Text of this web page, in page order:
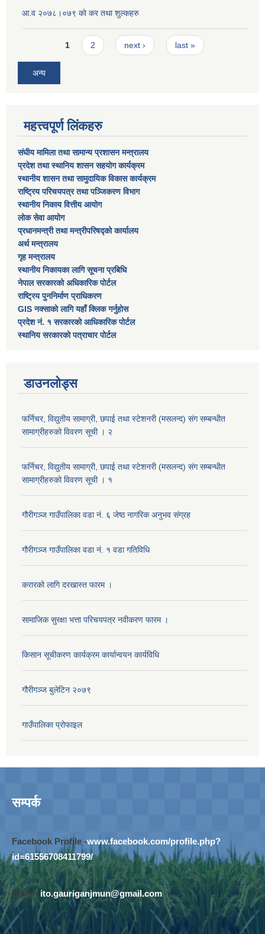
आ.व २०७८।०७९ काे कर तथा शुल्कहरु
Pages1 2 next › last »
अन्य
महत्त्वपूर्ण लिंकहरु
संघीय मामिला तथा सामान्य प्रशासन मन्त्रालय
प्रदेश तथा स्थानिय शासन सहयोग कार्यक्रम
स्थानीय शासन तथा सामुदायिक विकास कार्यक्रम
राष्ट्रिय परिचयपत्र तथा पञ्जिकरण विभाग
स्थानीय निकाय वित्तीय आयोग
लोक सेवा आयोग
प्रधानमन्त्री तथा मन्त्रीपरिषद्को कार्यालय
अर्थ मन्त्रालय
गृह मन्त्रालय
स्थानीय निकायका लागि सूचना प्रबिधि
नेपाल सरकारको अधिकारिक पोर्टल
राष्ट्रिय पुननिर्माण प्राधिकरण
GIS नक्साको लागि यहाँ क्लिक गर्नुहोस
प्रदेश नं. १ सरकारको आधिकारिक पोर्टल
स्थानिय सरकारको पत्राचार पोर्टल
डाउनलोड्स
फर्निचर, विद्युतीय सामाग्री, छपाई तथा स्टेशनरी (मसलन्द) संग सम्बन्धीत
सामाग्रीहरुको विवरण सूची । २
फर्निचर, विद्युतीय सामाग्री, छपाई तथा स्टेशनरी (मसलन्द) संग सम्बन्धीत
सामाग्रीहरुको विवरण सूची । १
गौरीगञ्‍ज गाउँपालिका वडा नं. ६ जेष्ठ नागरिक अनुभव संग्रह
गौरीगञ्‍ज गाउँपालिका वडा नं. १ वडा गतिविधि
करारको लागि दरखास्त फारम ।
सामाजिक सुरक्षा भत्ता परिचयपत्र नवीकरण फारम ।
किसान सूचीकरण कार्यक्रम कार्यान्वयन कार्यविधि
गौरीगञ्‍ज बुलेटिन २०७९
गाउँपालिका प्रोफाइल
सम्पर्क
Facebook Profile -www.facebook.com/profile.php?
id=61556708411799/
Email- ito.gauriganjmun@gmail.com